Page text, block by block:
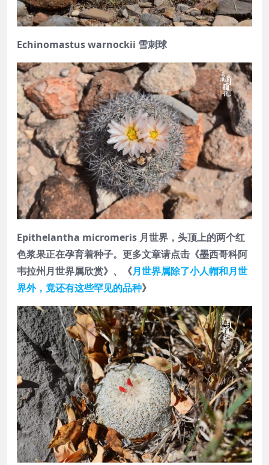
Echinomastus warnockii 雪刺球
Epithelantha micromeris 月世界，头顶上的两个红
色浆果正在孕育着种子。更多文章请点击《墨西哥科阿
韦拉州月世界属欣赏》、《月世界属除了小人帽和月世
界外，竟还有这些罕见的品种》